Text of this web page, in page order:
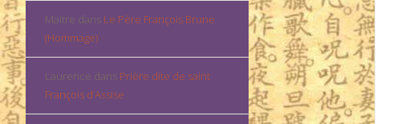
Maitre dans Le Père François Brune
(Hommage)
Laurence dans Prière dite de saint
François d’Assise